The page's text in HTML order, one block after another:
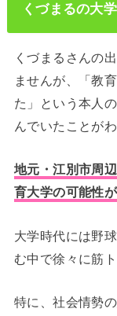
くづまるの大
くづまるさんの
ませんが、「教
た」という本人
んでいたことが
地元・江別市周
育大学の可能性
大学時代には野
む中で徐々に筋
特に、社会情勢